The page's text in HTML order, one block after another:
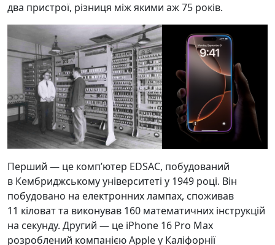
два пристрої, різниця між якими аж 75 років.
Перший — це компʼютер EDSAC, побудований
в Кембриджському університеті у 1949 році. Він
побудовано на електронних лампах, споживав
11 кіловат та виконував 160 математичних інструкцій
на секунду. Другий — це iPhone 16 Pro Max
розроблений компанією Apple у Каліфорнії